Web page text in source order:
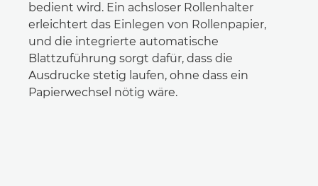
bedient wird. Ein achsloser Rollenhalter
erleichtert das Einlegen von Rollenpapier,
und die integrierte automatische
Blattzuführung sorgt dafür, dass die
Ausdrucke stetig laufen, ohne dass ein
Papierwechsel nötig wäre.